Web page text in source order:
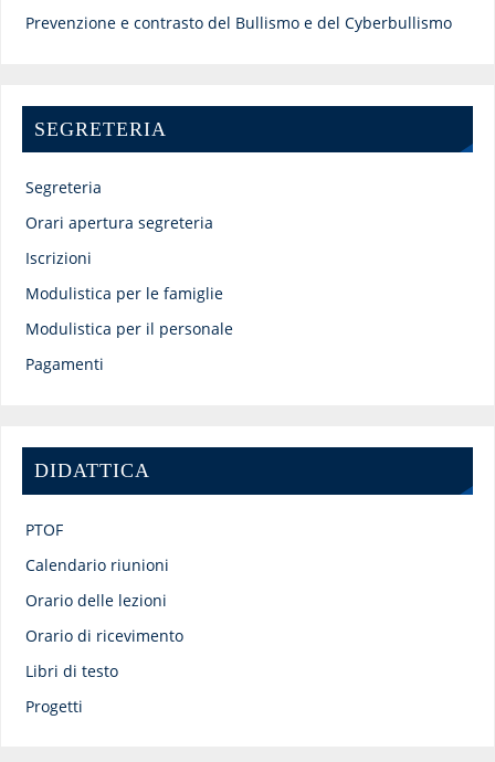
Prevenzione e contrasto del Bullismo e del Cyberbullismo
SEGRETERIA
Segreteria
Orari apertura segreteria
Iscrizioni
Modulistica per le famiglie
Modulistica per il personale
Pagamenti
DIDATTICA
PTOF
Calendario riunioni
Orario delle lezioni
Orario di ricevimento
Libri di testo
Progetti